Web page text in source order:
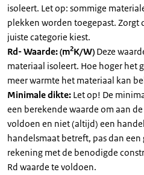
isoleert. Let op: sommige
plekken worden toegepast. Zorgt
juiste categorie kiest.
Rd- Waarde: (m2K/W) Deze
materiaal isoleert. Hoe hoger het
meer warmte het materiaal kan
Minimale dikte: Let op! De
een berekende waarde om aan
voldoen en niet (altijd) een
handelsmaat betreft, pas dan
rekening met de benodigde
Rd waarde te voldoen.